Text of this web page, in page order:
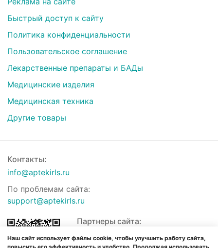
Быстрый доступ к сайту
Политика конфиденциальности
Пользовательское соглашение
Лекарственные препараты и БАДы
Медицинские изделия
Медицинская техника
Другие товары
Контакты:
info@aptekirls.ru
По проблемам сайта:
support@aptekirls.ru
Партнеры сайта:
Наш сайт использует файлы cookie, чтобы улучшить работу сайта,